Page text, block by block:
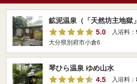
鉱泥温泉（「天然坊主地獄
5.0
入浴料：
大分県別府市小倉6
琴ひら温泉 ゆめ山水
4.5
入浴料：